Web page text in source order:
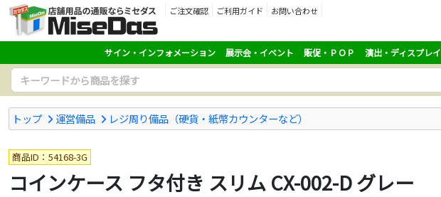
ご注文確認 ご利用ガイド
お問い合わせ
サイン・インフォメーション 展示会・イベント 販促・ＰＯＰ 演出・ディスプレイ
トップ 運営備品 レジ周り備品（硬貨・紙幣カウンターなど）
商品ID：54168-3G
コインケース フタ付き スリム CX-002-D グレー